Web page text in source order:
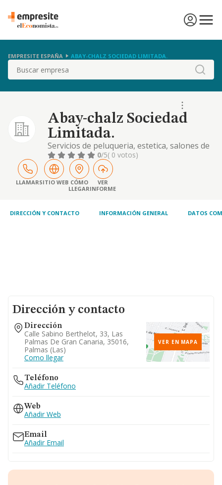
EMPRESITE ESPAÑA ABAY-CHALZ SOCIEDAD LIMITADA.
Buscar
Abay-chalz Sociedad
Limitada.
Servicios de peluqueria, estetica, salones de
bellezas, saunas, masajes, asi como
representaciones, compra, venta,
importacion y exportacion de productos de
cosmeticas. el alquiler, compra, venta,
importacion y exportaci
0/5( 0 votos)
LLAMARSITIO WEB CÓMO
LLEGAR
VER
INFORME
DIRECCIÓN Y CONTACTO INFORMACIÓN GENERAL DATOS
Dirección y contacto
Dirección
Calle Sabino Berthelot, 33, Las
Palmas De Gran Canaria, 35016,
Palmas (las)
Como llegar
VER EN MAPA
Teléfono
Añadir Teléfono
Web
Añadir Web
Email
Añadir Email